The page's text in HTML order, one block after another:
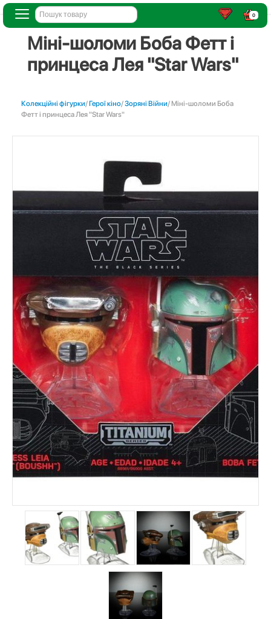
0
Міні-шоломи Боба Фетт і
принцеса Лея "Star Wars"
Колекційні фігурки/Герої кіно/Зоряні Війни/ Міні-шоломи Боба
Фетт і принцеса Лея "Star Wars"